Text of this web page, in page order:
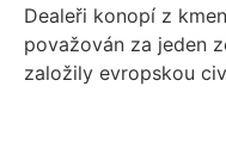
Dealeři konopí z
považován za jeden
založily evropskou